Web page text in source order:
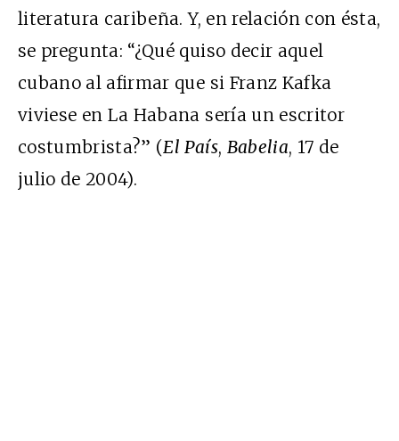
literatura caribeña. Y, en relación con ésta,
se pregunta: “¿Qué quiso decir aquel
cubano al afirmar que si Franz Kafka
viviese en La Habana sería un escritor
costumbrista?” (El País, Babelia, 17 de
julio de 2004).